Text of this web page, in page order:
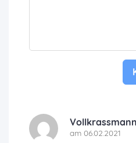
Vollkrassmann
am 06.02.2021